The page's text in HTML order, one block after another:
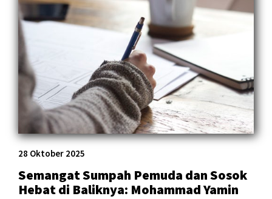
28 Oktober 2025
Semangat Sumpah Pemuda dan Sosok
Hebat di Baliknya: Mohammad Yamin